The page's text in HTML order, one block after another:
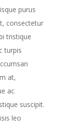
purus
consectetur
tristique
turpis
at,
ac
suscipit.
leo